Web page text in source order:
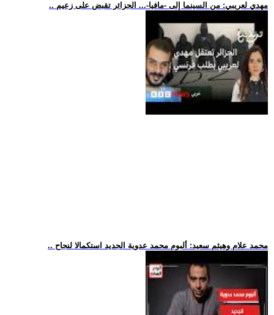
.. مهدي لعريبي: من السينما إلى -مافيا-... الجزائر تقبض على زعيم
.. محمد علام وهيثم سعيد: ألبوم محمد عدوية الجديد استكمالا لنجاح